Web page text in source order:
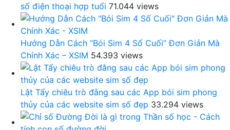
số điện thoại hợp tuổi 71.044 views
Hướng Dẫn Cách “Bói Sim 4 Số Cuối” Đơn Giản Mà
Chính Xác – XSIM 54.393 views
Lật Tẩy chiêu trò đằng sau các App bói sim phong
thủy của các website sim số đẹp 33.294 views